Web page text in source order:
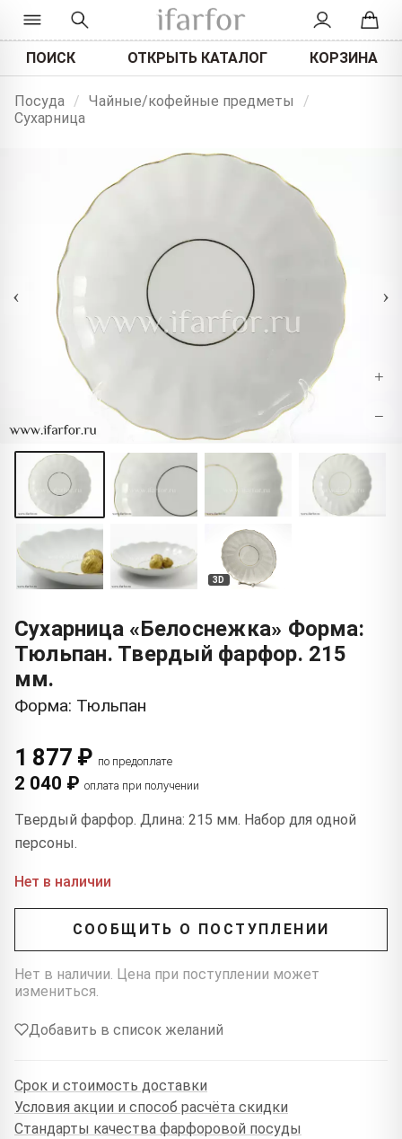
ПОИСК ОТКРЫТЬ КАТАЛОГ КОРЗИНА
Посуда / Чайные/кофейные предметы
/
Сухарница
‹ ›
+
−
3D
Сухарница «Белоснежка» Форма:
Тюльпан. Твердый фарфор. 215
мм.
Форма: Тюльпан
1 877 ₽ по предоплате
2 040 ₽ оплата при получении
Твердый фарфор. Длина: 215 мм. Набор для одной
персоны.
Нет в наличии
СООБЩИТЬ О ПОСТУПЛЕНИИ
Нет в наличии. Цена при поступлении может
измениться.
Добавить в список желаний
Срок и стоимость доставки
Условия акции и способ расчёта скидки
Стандарты качества фарфоровой посуды